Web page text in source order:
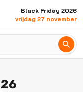
Black Friday 2026
vrijdag 27 november